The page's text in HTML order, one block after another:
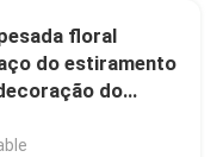
floral
do estiramento
do